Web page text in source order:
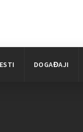
DOGAĐAJI